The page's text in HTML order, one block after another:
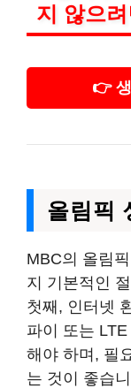
지 않으
👉
올림픽
MBC의 올림
지 기본적인
첫째, 인터넷
파이 또는
해야 하며, 필
는 것이 좋습